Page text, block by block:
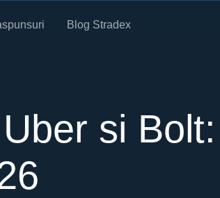
Blog Stradex
si Bolt: